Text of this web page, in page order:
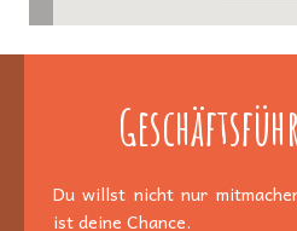
Du willst nicht nur
ist deine Chance.